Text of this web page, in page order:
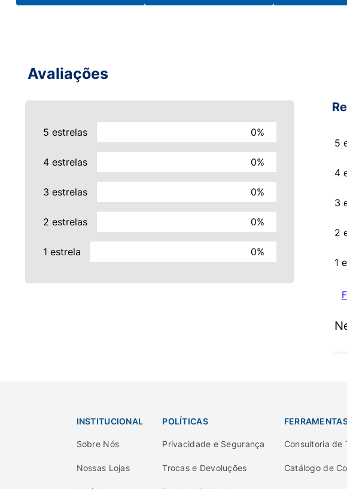
Avaliações
5 estrelas 0%
4 estrelas 0%
3 estrelas 0%
2 estrelas 0%
1 estrela 0%
5
4
3
2
1
INSTITUCIONAL
Sobre Nós
Nossas Lojas
POLÍTICAS
Privacidade e Segurança
Trocas e Devoluções
Consultoria de
Catálogo de